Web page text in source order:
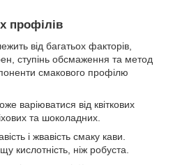
профілів
від багатьох факторів,
ступінь обсмаження та метод
смакового профілю
варіюватися від квіткових
та шоколадних.
і жвавість смаку кави.
кислотність, ніж робуста.